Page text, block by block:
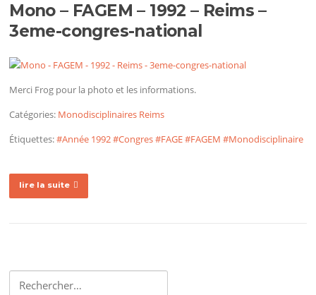
Mono – FAGEM – 1992 – Reims –
3eme-congres-national
Merci Frog pour la photo et les informations.
Catégories: Monodisciplinaires Reims
Étiquettes:#Année 1992#Congres#FAGE#FAGEM #Monodisciplinaire
lire la suite